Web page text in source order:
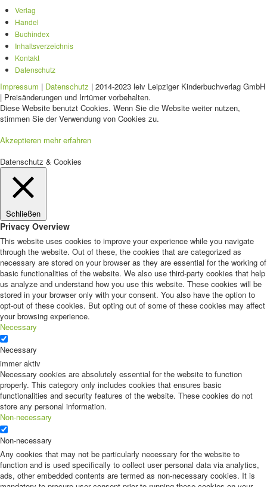
Verlag
Handel
Buchindex
Inhaltsverzeichnis
Kontakt
Datenschutz
Impressum | Datenschutz | 2014-2023 leiv Leipziger Kinderbuchverlag GmbH
| Preisänderungen und Irrtümer vorbehalten.
Diese Website benutzt Cookies. Wenn Sie die Website weiter nutzen,
stimmen Sie der Verwendung von Cookies zu.
Akzeptieren mehr erfahren
Datenschutz & Cookies
Schließen
Privacy Overview
This website uses cookies to improve your experience while you navigate
through the website. Out of these, the cookies that are categorized as
necessary are stored on your browser as they are essential for the working of
basic functionalities of the website. We also use third-party cookies that help
us analyze and understand how you use this website. These cookies will be
stored in your browser only with your consent. You also have the option to
opt-out of these cookies. But opting out of some of these cookies may affect
your browsing experience.
Necessary
Necessary
immer aktiv
Necessary cookies are absolutely essential for the website to function
properly. This category only includes cookies that ensures basic
functionalities and security features of the website. These cookies do not
store any personal information.
Non-necessary
Non-necessary
Any cookies that may not be particularly necessary for the website to
function and is used specifically to collect user personal data via analytics,
ads, other embedded contents are termed as non-necessary cookies. It is